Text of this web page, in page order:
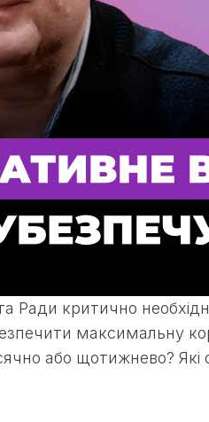
критично
максимальну
або щотижнево? Які